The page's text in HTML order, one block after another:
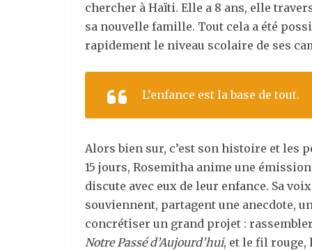
chercher à Haïti. Elle a 8 ans, elle
sa nouvelle famille. Tout cela a été
rapidement le niveau scolaire de ses
L’enfance est la base de tout.
Alors bien sur, c’est son histoire et les
15 jours, Rosemitha anime une
discute avec eux de leur enfance. Sa
souviennent, partagent une anecdote,
concrétiser un grand projet :
Notre Passé d’Aujourd’hui, et le fil rouge,